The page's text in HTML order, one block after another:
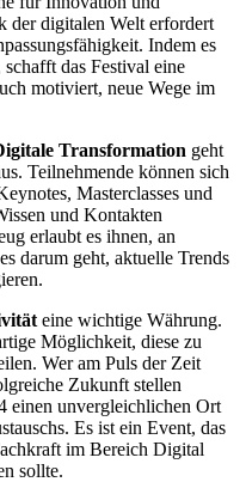
der digitalen Welt erfordert
Indem es
das Festival eine
motiviert, neue Wege im
Transformation geht
Teilnehmende können sich
Masterclasses und
und Kontakten
erlaubt es ihnen, an
darum geht, aktuelle Trends
eine wichtige Währung.
Möglichkeit, diese zu
Wer am Puls der Zeit
Zukunft stellen
einen unvergleichlichen Ort
Es ist ein Event, das
im Bereich Digital
sollte.